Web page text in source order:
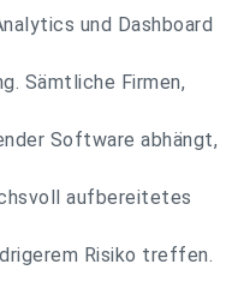
und Dashboard
Sämtliche Firmen,
Software abhängt,
aufbereitetes
Risiko treffen.